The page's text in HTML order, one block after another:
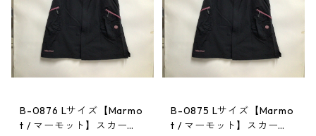
B-0876 Lサイズ【Marmo
t / マーモット】スカー
B-0875 Lサイズ【Marmo
t / マーモット】スカー